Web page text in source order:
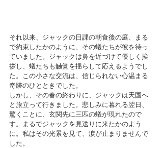
それ以来、ジャックの日課の朝食後の庭、まる
で約束したかのように、その蟻たちが彼を待っ
ていました。ジャックは鼻を近づけて優しく挨
拶し、蟻たちも触覚を揺らして応えるようでし
た。この小さな交流は、信じられない心温まる
奇跡のひとときでした。
しかし、その春の終わりに、ジャックは天国へ
と旅立って行きました。悲しみに暮れる翌日、
驚くことに、玄関先に三匹の蟻が現れたので
す。まるでジャックを見送りに来たかのよう
に。私はその光景を見て、涙が止まりませんで
した。